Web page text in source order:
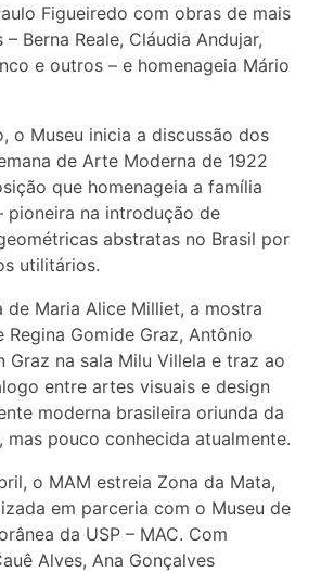
Figueiredo com obras de mais
Berna Reale, Cláudia Andujar,
e outros – e homenageia Mário
o Museu inicia a discussão dos
de Arte Moderna de 1922
que homenageia a família
pioneira na introdução de
abstratas no Brasil por
utilitários.
de Maria Alice Milliet, a mostra
Regina Gomide Graz, Antônio
Graz na sala Milu Villela e traz ao
entre artes visuais e design
moderna brasileira oriunda da
mas pouco conhecida atualmente.
o MAM estreia Zona da Mata,
em parceria com o Museu de
da USP – MAC. Com
Alves, Ana Gonçalves